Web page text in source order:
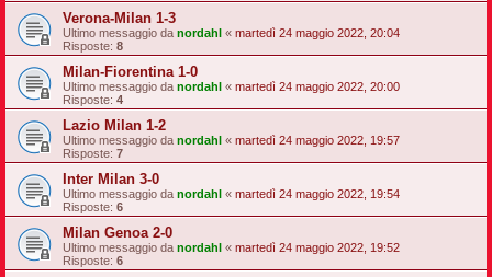
Verona-Milan 1-3
Ultimo messaggio da nordahl « martedì 24 maggio 2022, 20:04
Risposte: 8
Milan-Fiorentina 1-0
Ultimo messaggio da nordahl « martedì 24 maggio 2022, 20:00
Risposte: 4
Lazio Milan 1-2
Ultimo messaggio da nordahl « martedì 24 maggio 2022, 19:57
Risposte: 7
Inter Milan 3-0
Ultimo messaggio da nordahl « martedì 24 maggio 2022, 19:54
Risposte: 6
Milan Genoa 2-0
Ultimo messaggio da nordahl « martedì 24 maggio 2022, 19:52
Risposte: 6